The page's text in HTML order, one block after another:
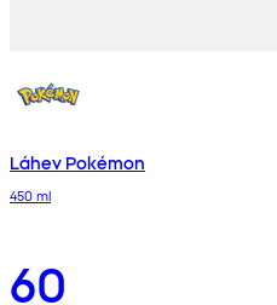
Láhev Pokémon
450 ml
60